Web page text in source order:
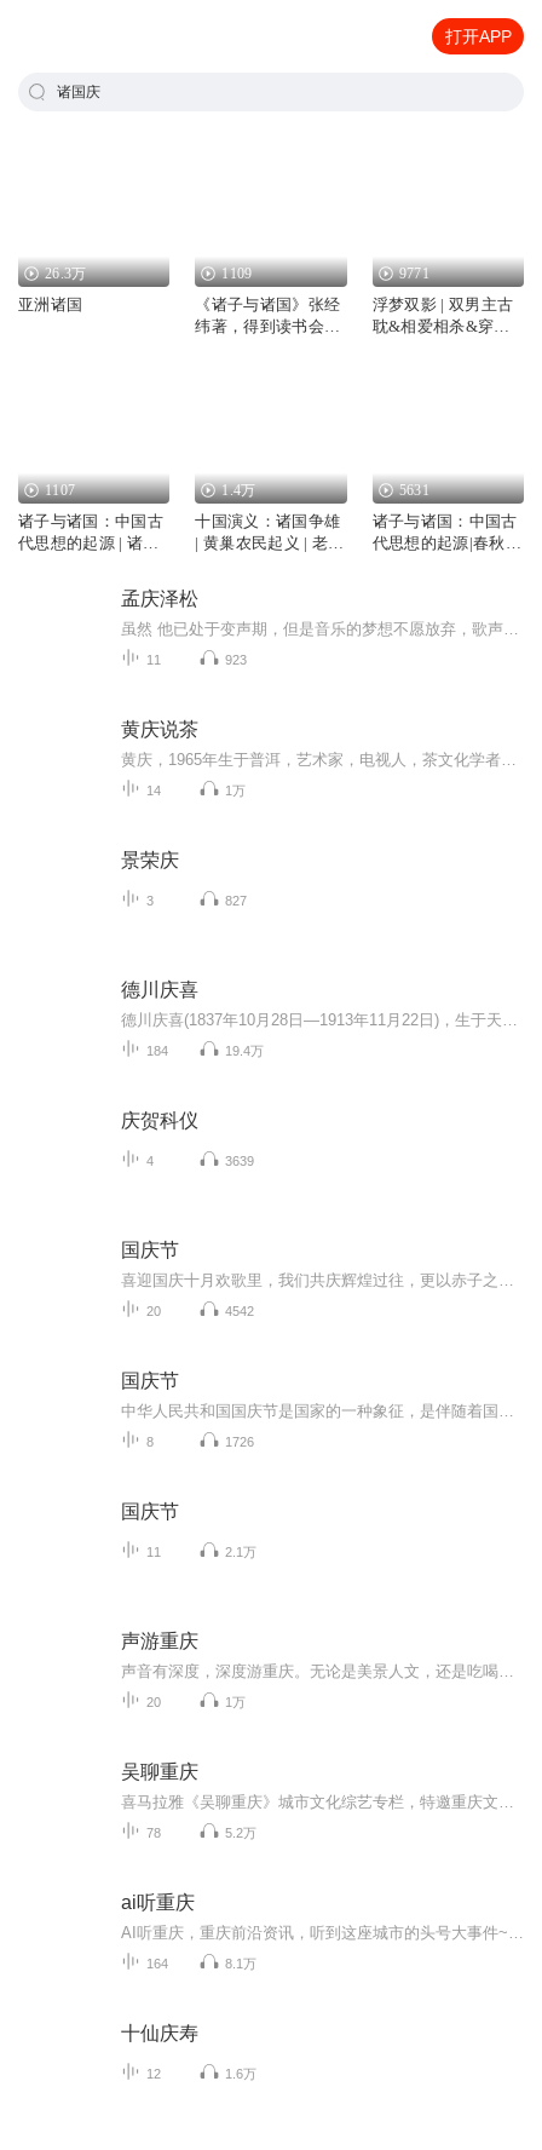
打开APP
诸国庆
26.3万
亚洲诸国
1109
《诸子与诸国》张经
纬著，得到读书会领
9771
浮梦双影 | 双男主古
耽&相爱相杀&穿越&
1107
诸子与诸国：中国古
代思想的起源 | 诸子
1.4万
十国演义：诸国争雄
| 黄巢农民起义 | 老声
5631
诸子与诸国：中国古
代思想的起源|春秋战
孟庆泽松
11 923
黄庆说茶
14 1万
景荣庆
3 827
德川庆喜
184 19.4万
庆贺科仪
4 3639
国庆节
20 4542
国庆节
8 1726
国庆节
11 2.1万
声游重庆
20 1万
吴聊重庆
78 5.2万
ai听重庆
164 8.1万
十仙庆寿
12 1.6万